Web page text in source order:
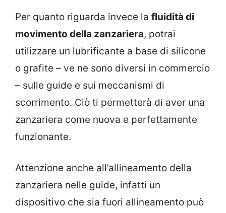
Per quanto riguarda invece la fluidità di
movimento della zanzariera, potrai
utilizzare un lubrificante a base di silicone
o grafite – ve ne sono diversi in commercio
– sulle guide e sui meccanismi di
scorrimento. Ciò ti permetterà di aver una
zanzariera come nuova e perfettamente
funzionante.
Attenzione anche all’allineamento della
zanzariera nelle guide, infatti un
dispositivo che sia fuori allineamento può